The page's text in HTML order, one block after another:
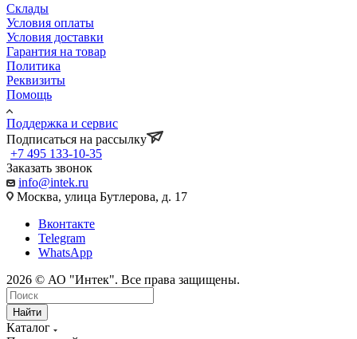
Склады
Условия оплаты
Условия доставки
Гарантия на товар
Политика
Реквизиты
Помощь
Поддержка и сервис
Подписаться на рассылку
+7 495 133-10-35
Заказать звонок
info@intek.ru
Москва, улица Бутлерова, д. 17
Вконтакте
Telegram
WhatsApp
2026 © АО "Интек". Все права защищены.
Найти
Каталог